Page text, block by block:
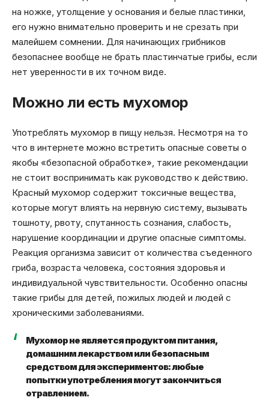
на ножке, утолщение у основания и белые пластинки,
его нужно внимательно проверить и не срезать при
малейшем сомнении. Для начинающих грибников
безопаснее вообще не брать пластинчатые грибы, если
нет уверенности в их точном виде.
Можно ли есть мухомор
Употреблять мухомор в пищу нельзя. Несмотря на то
что в интернете можно встретить опасные советы о
якобы «безопасной обработке», такие рекомендации
не стоит воспринимать как руководство к действию.
Красный мухомор содержит токсичные вещества,
которые могут влиять на нервную систему, вызывать
тошноту, рвоту, спутанность сознания, слабость,
нарушение координации и другие опасные симптомы.
Реакция организма зависит от количества съеденного
гриба, возраста человека, состояния здоровья и
индивидуальной чувствительности. Особенно опасны
такие грибы для детей, пожилых людей и людей с
хроническими заболеваниями.
Мухомор не является продуктом питания,
домашним лекарством или безопасным
средством для экспериментов: любые
попытки употребления могут закончиться
отравлением.